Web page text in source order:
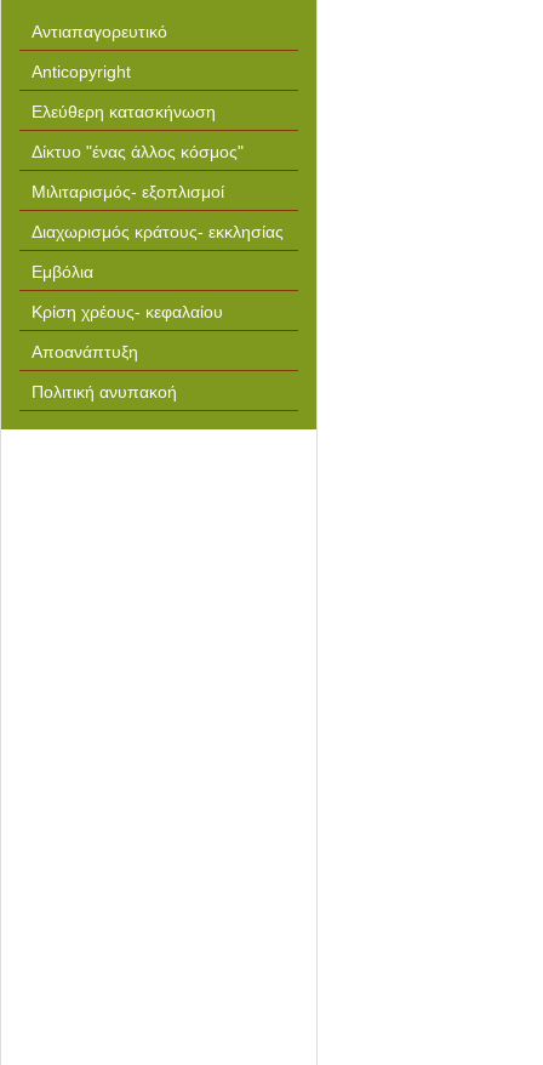
Αντιαπαγορευτικό
Anticopyright
Ελεύθερη κατασκήνωση
Δίκτυο "ένας άλλος κόσμος"
Μιλιταρισμός- εξοπλισμοί
Διαχωρισμός κράτους- εκκλησίας
Εμβόλια
Κρίση χρέους- κεφαλαίου
Αποανάπτυξη
Πολιτική ανυπακοή